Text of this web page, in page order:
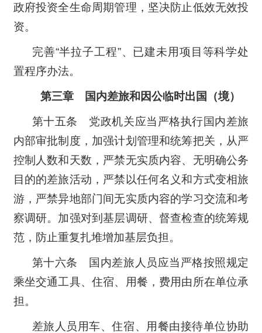
政府投资全生命周期管理，坚决防止低效无效投
资。
完善“半拉子工程”、已建未用项目等科学处
置程序办法。
第三章 国内差旅和因公临时出国（境）
第十五条 党政机关应当严格执行国内差旅
内部审批制度，加强计划管理和统筹把关，从严
控制人数和天数，严禁无实质内容、无明确公务
目的的差旅活动，严禁以任何名义和方式变相旅
游，严禁异地部门间无实质内容的学习交流和考
察调研。加强对到基层调研、督查检查的统筹规
范，防止重复扎堆增加基层负担。
第十六条 国内差旅人员应当严格按照规定
乘坐交通工具、住宿、用餐，费用由所在单位承
担。
差旅人员用车、住宿、用餐由接待单位协助